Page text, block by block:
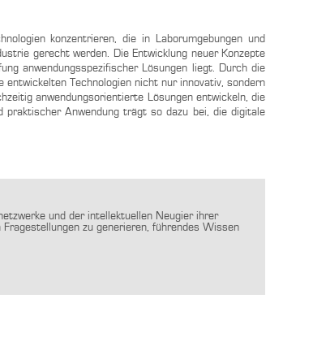
konzentrieren, die in Laborumgebungen und
gerecht werden. Die Entwicklung neuer Konzepte
anwendungsspezifischer Lösungen liegt. Durch die
Technologien nicht nur innovativ, sondern
anwendungsorientierte Lösungen entwickeln, die
praktischer Anwendung trägt so dazu bei, die digitale
und der intellektuellen Neugier ihrer
zu generieren, führendes Wissen